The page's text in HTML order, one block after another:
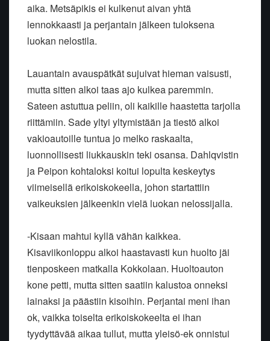
aika. Metsäpikis ei kulkenut aivan yhtä
lennokkaasti ja perjantain jälkeen tuloksena
luokan nelostila.
Lauantain avauspätkät sujuivat hieman vaisusti,
mutta sitten alkoi taas ajo kulkea paremmin.
Sateen astuttua peliin, oli kaikille haastetta tarjolla
riittämiin. Sade yltyi yltymistään ja tiestö alkoi
vakioautoille tuntua jo melko raskaalta,
luonnollisesti liukkauskin teki osansa. Dahlqvistin
ja Peipon kohtaloksi koitui lopulta keskeytys
viimeisellä erikoiskokeella, johon startattiin
vaikeuksien jälkeenkin vielä luokan nelossijalla.
-Kisaan mahtui kyllä vähän kaikkea.
Kisaviikonloppu alkoi haastavasti kun huolto jäi
tienposkeen matkalla Kokkolaan. Huoltoauton
kone petti, mutta sitten saatiin kalustoa onneksi
lainaksi ja päästiin kisoihin. Perjantai meni ihan
ok, vaikka toiselta erikoiskokeelta ei ihan
tyydyttävää aikaa tullut, mutta yleisö-ek onnistui